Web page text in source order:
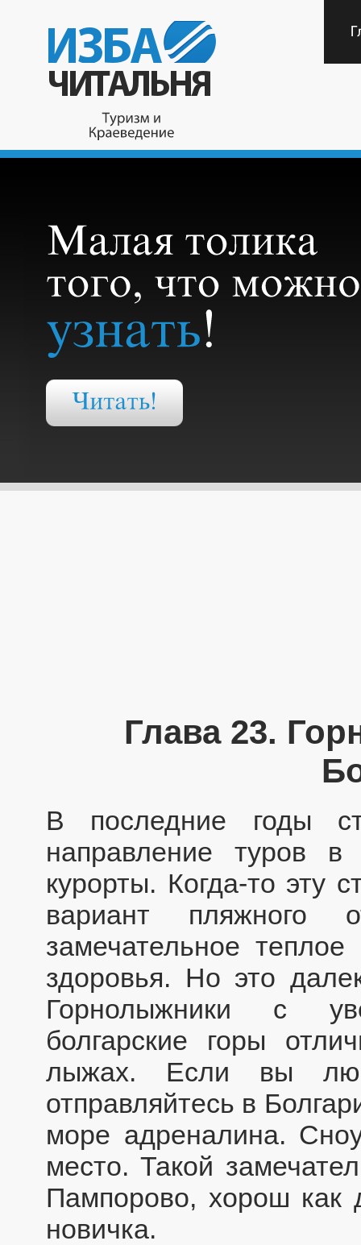
Глава 23.
В последние годы
направление туров
курорты. Когда-то эту
вариант пляжного
замечательное
здоровья. Но это
Горнолыжники с
болгарские горы
лыжах. Если вы
отправляйтесь в
море адреналина.
место. Такой
Пампорово, хорош как
новичка.